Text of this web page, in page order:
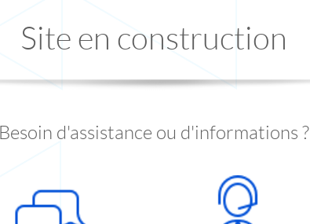
Site en construction
Besoin d'assistance ou d'informations ?